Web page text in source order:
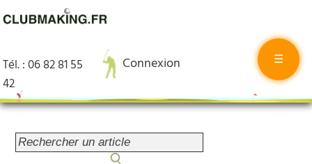
☰
Tél. : 06 82 81 55
42
Connexion